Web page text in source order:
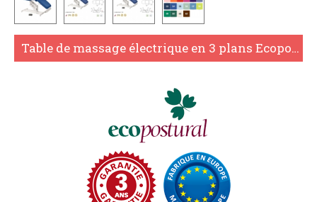
Table de massage électrique en 3 plans Ecopostural C3589